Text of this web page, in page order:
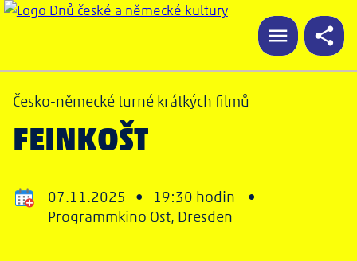
Česko-německé turné krátkých filmů
FEINKOŠT
07.11.2025 • 19:30 hodin •
Programmkino Ost, Dresden